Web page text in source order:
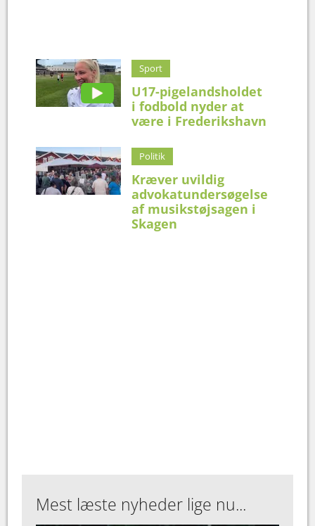
Sport
U17-pigelandsholdet
i fodbold nyder at
være i Frederikshavn
Politik
Kræver uvildig
advokatundersøgelse
af musikstøjsagen i
Skagen
Mest læste nyheder lige nu...